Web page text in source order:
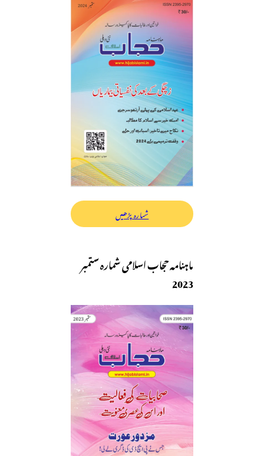
شمارہ پڑھیں
ماہنامہ حجاب اسلامی شمارہ ستمبر
2023